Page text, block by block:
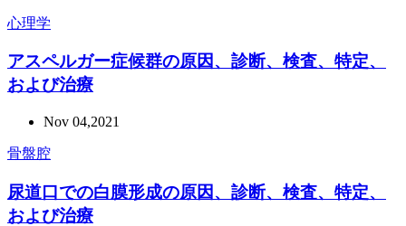
心理学
アスペルガー症候群の原因、診断、検査、特定、
および治療
Nov 04,2021
骨盤腔
尿道口での白膜形成の原因、診断、検査、特定、
および治療